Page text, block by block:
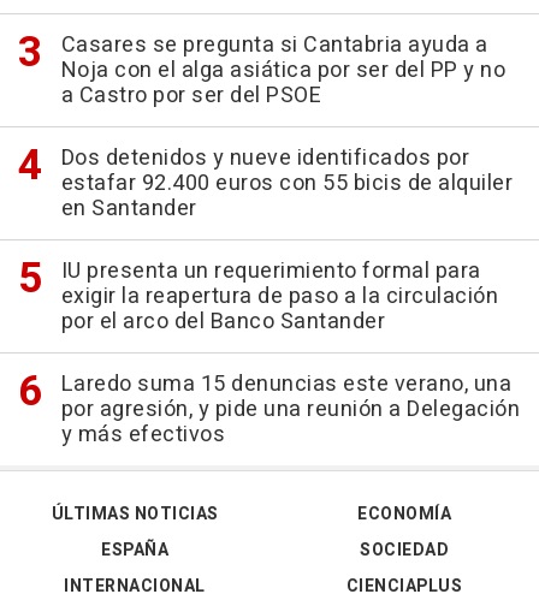
Casares se pregunta si Cantabria ayuda a
Noja con el alga asiática por ser del PP y no
a Castro por ser del PSOE
Dos detenidos y nueve identificados por
estafar 92.400 euros con 55 bicis de alquiler
en Santander
IU presenta un requerimiento formal para
exigir la reapertura de paso a la circulación
por el arco del Banco Santander
Laredo suma 15 denuncias este verano, una
por agresión, y pide una reunión a Delegación
y más efectivos
ÚLTIMAS NOTICIAS
ESPAÑA
INTERNACIONAL
ECONOMÍA
SOCIEDAD
CIENCIAPLUS